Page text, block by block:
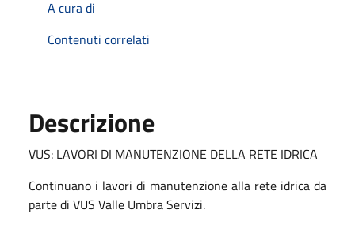
A cura di
Contenuti correlati
Descrizione
VUS: LAVORI DI MANUTENZIONE DELLA RETE IDRICA
Continuano i lavori di manutenzione alla rete idrica da
parte di VUS Valle Umbra Servizi.